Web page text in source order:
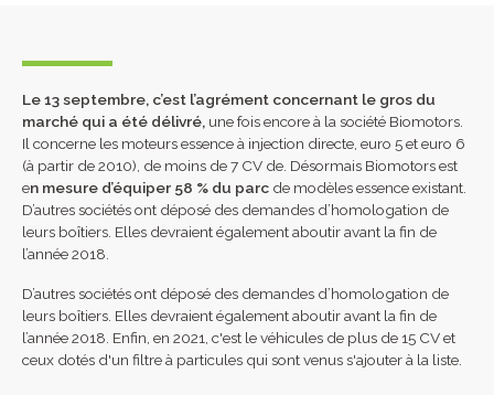
Le 13 septembre, c’est l’agrément concernant le gros du
marché qui a été délivré, une fois encore à la société Biomotors.
Il concerne les moteurs essence à injection directe, euro 5 et euro 6
(à partir de 2010), de moins de 7 CV de. Désormais Biomotors est
en mesure d’équiper 58 % du parc de modèles essence existant.
D’autres sociétés ont déposé des demandes d’homologation de
leurs boîtiers. Elles devraient également aboutir avant la fin de
l’année 2018.
D’autres sociétés ont déposé des demandes d’homologation de
leurs boîtiers. Elles devraient également aboutir avant la fin de
l’année 2018. Enfin, en 2021, c'est le véhicules de plus de 15 CV et
ceux dotés d'un filtre à particules qui sont venus s'ajouter à la liste.